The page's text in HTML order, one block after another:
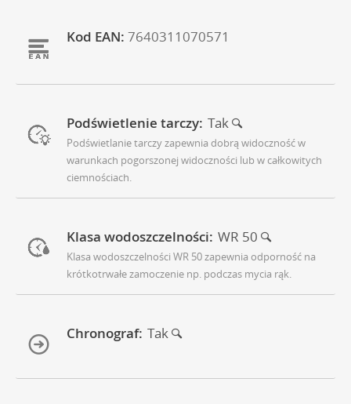
Kod EAN: 7640311070571
Podświetlenie tarczy: Tak
Podświetlanie tarczy zapewnia dobrą widoczność w
warunkach pogorszonej widoczności lub w całkowitych
ciemnościach.
Klasa wodoszczelności: WR 50
Klasa wodoszczelności WR 50 zapewnia odporność na
krótkotrwałe zamoczenie np. podczas mycia rąk.
Chronograf: Tak